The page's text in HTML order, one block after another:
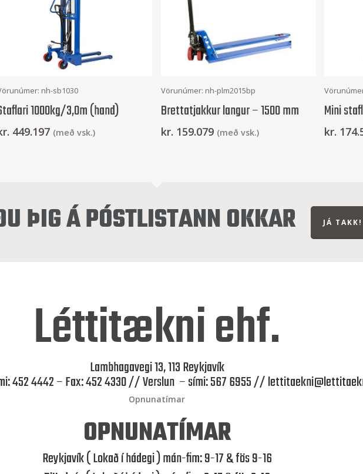
Frekari Upplýsingar
nh-sb1030
1000kg/3,0m (hand)
449.197 (með vsk.)
Setja Í Körfu
Vörunúmer: nh-plm2015bp
Brettatjakkur langur – 1500 mm
kr. 159.079 (með vsk.)
Mini
kr.
ÞIG Á PÓSTLISTANN OKKAR JÁ TAKK!
Léttitækni ehf.
Lambhagavegi 13, 113 Reykjavík
452 4442 – Fax: 452 4330 // Verslun – sími: 567 6955 //
Opnunatímar
OPNUNATÍMAR
Reykjavík ( Lokað í hádegi ) mán-fim: 9-17 & fös 9-16